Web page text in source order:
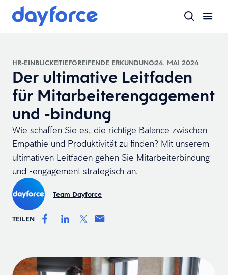
HR-EINBLICKETIEFGREIFENDE ERKUNDUNG24. MAI 2024
Der ultimative Leitfaden
für Mitarbeiterengagement
und -bindung
Wie schaffen Sie es, die richtige Balance zwischen
Empathie und Produktivität zu finden? Mit unserem
ultimativen Leitfaden gehen Sie Mitarbeiterbindung
und -engagement strategisch an.
Team Dayforce
TEILEN